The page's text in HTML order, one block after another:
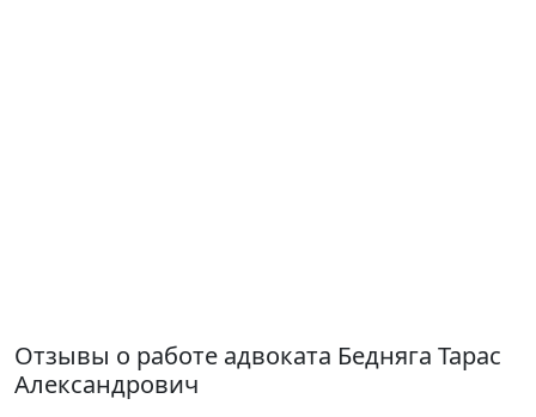
Отзывы о работе адвоката Бедняга Тарас
Александрович